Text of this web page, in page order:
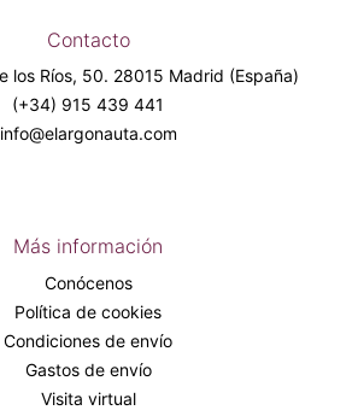
Contacto
los Ríos, 50. 28015 Madrid (España)
(+34) 915 439 441
info@elargonauta.com
Más información
Conócenos
Política de cookies
Condiciones de envío
Gastos de envío
Visita virtual